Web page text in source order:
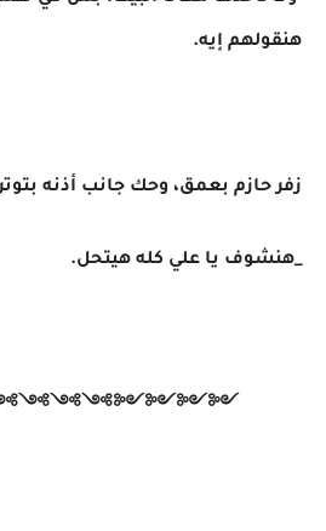
هنقولهم إيه.
زفر حازم بعمق، وحك جانب أذنه
_هنشوف يا علي كله هيتحل.